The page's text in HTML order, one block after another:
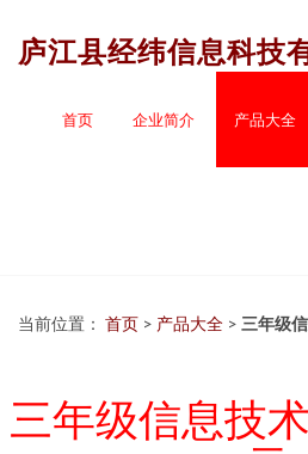
庐江县经纬信息科技
首页 企业简介 产品大全
当前位置： 首页 > 产品大全 > 三年级
三年级信息技